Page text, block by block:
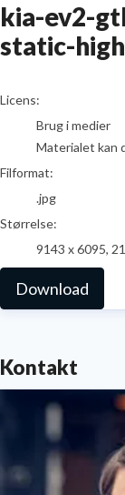
kia-ev2-
static-
go to media item
Licens:
Brug i medier
Materialet kan
Filformat:
.jpg
Størrelse:
9143 x 6095,
Download
Kontakt